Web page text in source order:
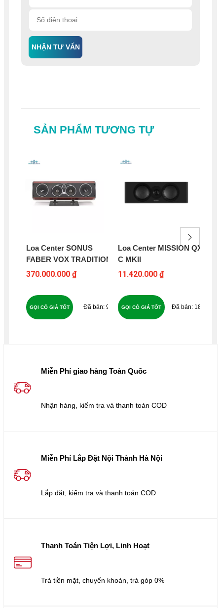
NHẬN TƯ VẤN
SẢN PHẨM TƯƠNG TỰ
Loa Center SONUS
FABER VOX TRADITION
370.000.000 ₫
92
GỌI CÓ GIÁ TỐT
Loa Center MISSION QX-
C MKII
11.420.000 ₫
184
GỌI CÓ GIÁ TỐT
Miễn Phí giao hàng Toàn Quốc
Nhận hàng, kiểm tra và thanh toán COD
Miễn Phí Lắp Đặt Nội Thành Hà Nội
Lắp đặt, kiểm tra và thanh toán COD
Thanh Toán Tiện Lợi, Linh Hoạt
Trả tiền mặt, chuyển khoản, trả góp 0%